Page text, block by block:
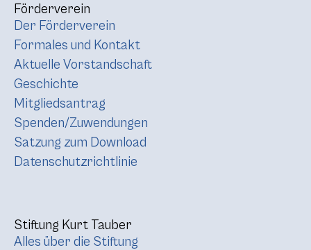
Förderverein
Der Förderverein
Formales und Kontakt
Aktuelle Vorstandschaft
Geschichte
Mitgliedsantrag
Spenden/Zuwendungen
Satzung zum Download
Datenschutzrichtlinie
Stiftung Kurt Tauber
Alles über die Stiftung